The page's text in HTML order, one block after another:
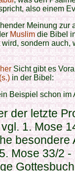
also einem
Meinung zur
Muslimdie Bibel
sondern auch,
Sicht gibt es
in der Bibel:
Beispiel schon im
der letzte
1. Mose
besondere
Mose 33/2